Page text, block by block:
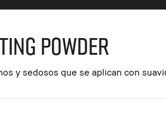
Powder
y sedosos que se aplican con